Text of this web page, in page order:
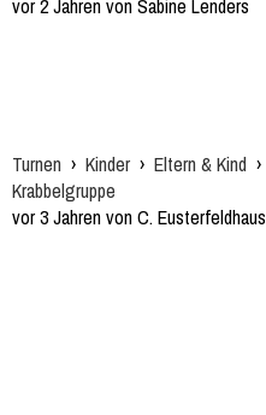
vor 2 Jahren von Sabine Lenders
Turnen › Kinder › Eltern & Kind ›
Krabbelgruppe
vor 3 Jahren von C. Eusterfeldhaus